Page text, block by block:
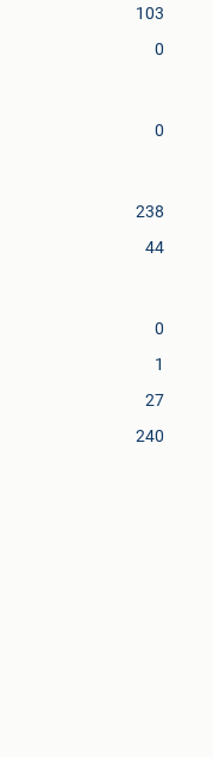
103
0
0
238
44
0
1
27
240